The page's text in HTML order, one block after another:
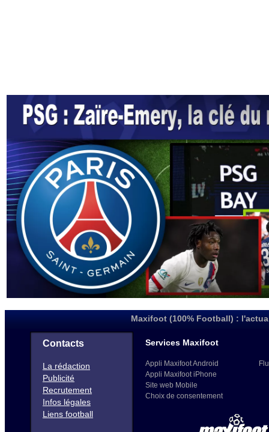
Maxifoot (100% Football) :
Contacts
La rédaction
Publicité
Recrutement
Infos légales
Liens football
Services Maxifoot
Appli Maxifoot Android
Appli Maxifoot iPhone
Site web Mobile
Choix de consentement